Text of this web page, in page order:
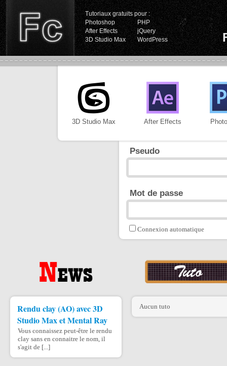
Tutoriaux gratuits pour :
Photoshop
PHP
After Effects
jQuery
3D Studio Max
WordPress
3D Studio Max After Effects
Pseudo
Mot de passe
Connexion automatique
Rendu clay (AO) avec 3D
Studio Max et Mental Ray
Vous connaissez peut-être le rendu
clay sans en connaitre le nom, il
s'agit de [...]
Aucun tuto